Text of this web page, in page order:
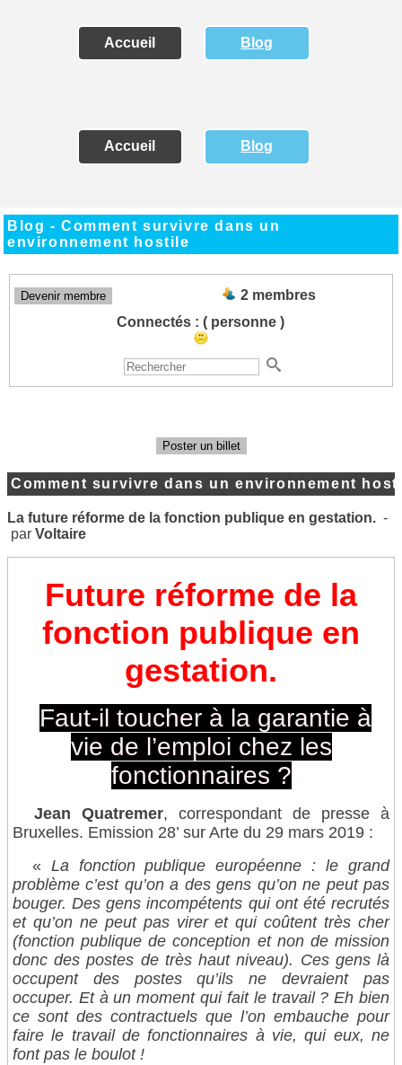
Accueil Blog
Accueil Blog
Blog - Comment survivre dans un
environnement hostile
Devenir membre
2 membres
Connectés : ( personne )
Poster un billet
Comment survivre dans un environnement
La future réforme de la fonction publique en gestation. -
par Voltaire
Future réforme de la
fonction publique en
gestation.
Faut-il toucher à la garantie à
vie de l’emploi chez les
fonctionnaires ?
Jean Quatremer, correspondant de presse à
Bruxelles. Emission 28’ sur Arte du 29 mars 2019 :
« La fonction publique européenne : le grand
problème c’est qu’on a des gens qu’on ne peut pas
bouger. Des gens incompétents qui ont été recrutés
et qu’on ne peut pas virer et qui coûtent très cher
(fonction publique de conception et non de mission
donc des postes de très haut niveau). Ces gens là
occupent des postes qu’ils ne devraient pas
occuper. Et à un moment qui fait le travail ? Eh bien
ce sont des contractuels que l’on embauche pour
faire le travail de fonctionnaires à vie, qui eux, ne
font pas le boulot !